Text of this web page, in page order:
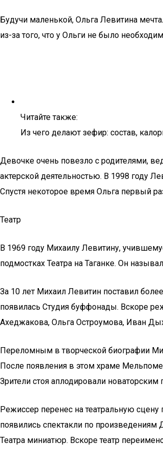
Будучи маленькой, Ольга Левитина
из-за того, что у Ольги не было
Читайте также:
Из чего делают зефир: состав,
Девочке очень повезло с родителями,
актерской деятельностью. В 1998 году
Спустя некоторое время Ольга первый
Театр
В 1969 году Михаилу Левитину,
подмостках Театра на Таганке. Он
За 10 лет Михаил Левитин поставил
появилась Студия буффонады. Вскоре
Ахеджакова, Ольга Остроумова, Иван
Переломным в творческой биографии
После появления в этом храме
Зрители стоя аплодировали
Режиссер перенес на театральную
появились спектакли по
Театра миниатюр. Вскоре театр